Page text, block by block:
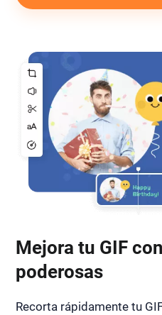
Mejora tu GIF
poderosas
Recorta rápidamente tu